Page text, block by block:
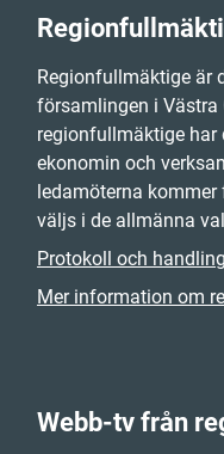
Regionfullmäktige är
församlingen i Västra
regionfullmäktige har
ekonomin och
ledamöterna
väljs i de allmänna
Protokoll och
Mer information om
Webb-tv från